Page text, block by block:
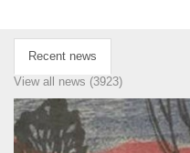
Recent news
View all news (3923)